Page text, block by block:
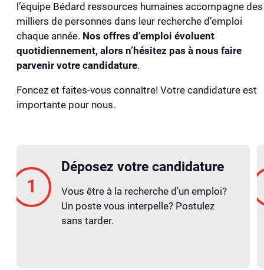
l’équipe Bédard ressources humaines accompagne des
milliers de personnes dans leur recherche d’emploi
chaque année. Nos offres d’emploi évoluent
quotidiennement, alors n’hésitez pas à nous faire
parvenir votre candidature.
Foncez et faites-vous connaître! Votre candidature est
importante pour nous.
Déposez votre candidature
Vous être à la recherche d'un emploi?
Un poste vous interpelle? Postulez
sans tarder.